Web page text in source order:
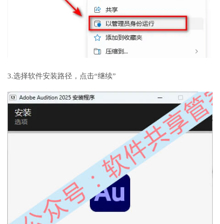
3.选择软件安装路径，点击“继续”